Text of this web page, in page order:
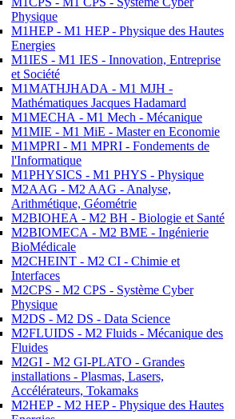
Physique
M1HEP - M1 HEP - Physique des Hautes
Energies
M1IES - M1 IES - Innovation, Entreprise
et Société
M1MATHJHADA - M1 MJH -
Mathématiques Jacques Hadamard
M1MECHA - M1 Mech - Mécanique
M1MIE - M1 MiE - Master en Economie
M1MPRI - M1 MPRI - Fondements de
l'Informatique
M1PHYSICS - M1 PHYS - Physique
M2AAG - M2 AAG - Analyse,
Arithmétique, Géométrie
M2BIOHEA - M2 BH - Biologie et Santé
M2BIOMECA - M2 BME - Ingénierie
BioMédicale
M2CHEINT - M2 CI - Chimie et
Interfaces
M2CPS - M2 CPS - Système Cyber
Physique
M2DS - M2 DS - Data Science
M2FLUIDS - M2 Fluids - Mécanique des
Fluides
M2GI - M2 GI-PLATO - Grandes
installations - Plasmas, Lasers,
Accélérateurs, Tokamaks
M2HEP - M2 HEP - Physique des Hautes